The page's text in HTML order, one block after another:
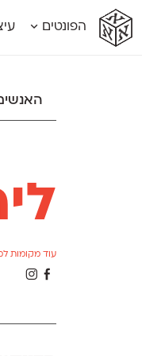
אא
אא
א
א
הפונטים
עוד מקומות
Γ
Θ